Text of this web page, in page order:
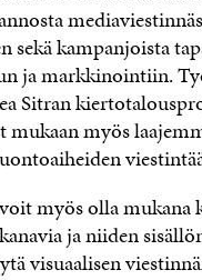
sekä kampanjoista
ja markkinointiin.
Sitran
mukaan myös
myös olla mukana
ja niiden
visuaalisen